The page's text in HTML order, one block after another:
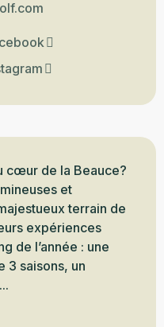
cœur de la Beauce?
et
terrain de
expériences
de l’année : une
3 saisons, un